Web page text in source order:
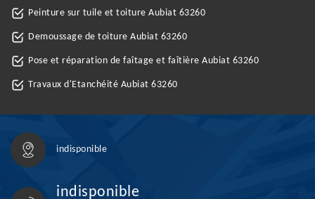
Peinture sur tuile et toiture Aubiat 63260
Demoussage de toiture Aubiat 63260
Pose et réparation de faîtage et faîtière Aubiat 63260
Travaux d'Etanchéité Aubiat 63260
indisponible
indisponible